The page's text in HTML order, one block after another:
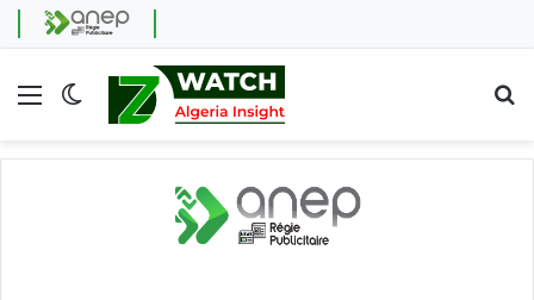
Menu Switch skin